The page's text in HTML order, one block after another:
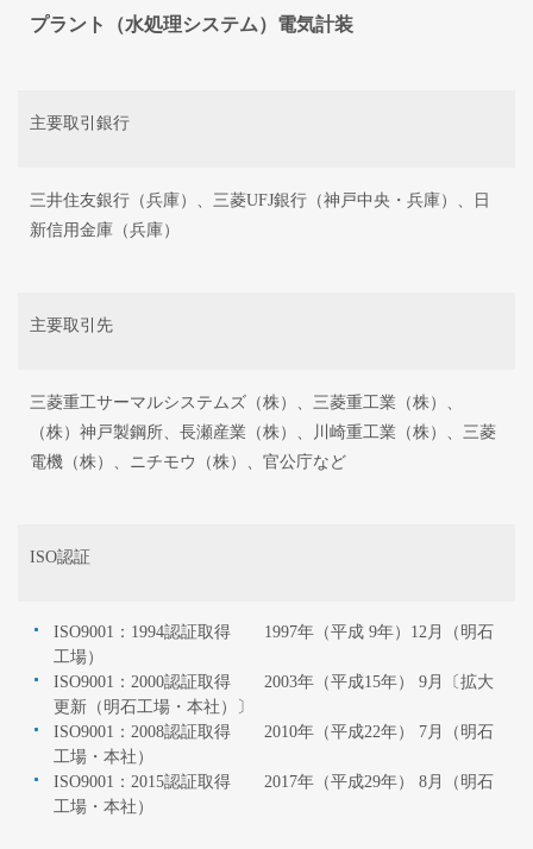
プラント（水処理システム）電気計装
主要取引銀行
三井住友銀行（兵庫）、三菱UFJ銀行（神戸中央・兵庫）、日
新信用金庫（兵庫）
主要取引先
三菱重工サーマルシステムズ（株）、三菱重工業（株）、
（株）神戸製鋼所、長瀬産業（株）、川崎重工業（株）、三菱
電機（株）、ニチモウ（株）、官公庁など
ISO認証
ISO9001：1994認証取得 1997年（平成 9年）12月（明石
工場）
ISO9001：2000認証取得 2003年（平成15年） 9月〔拡大
更新（明石工場・本社）〕
ISO9001：2008認証取得 2010年（平成22年） 7月（明石
工場・本社）
ISO9001：2015認証取得 2017年（平成29年） 8月（明石
工場・本社）